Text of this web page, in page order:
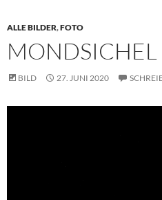
ALLE BILDER,FOTO
MONDSICHEL
BILD 27. JUNI 2020